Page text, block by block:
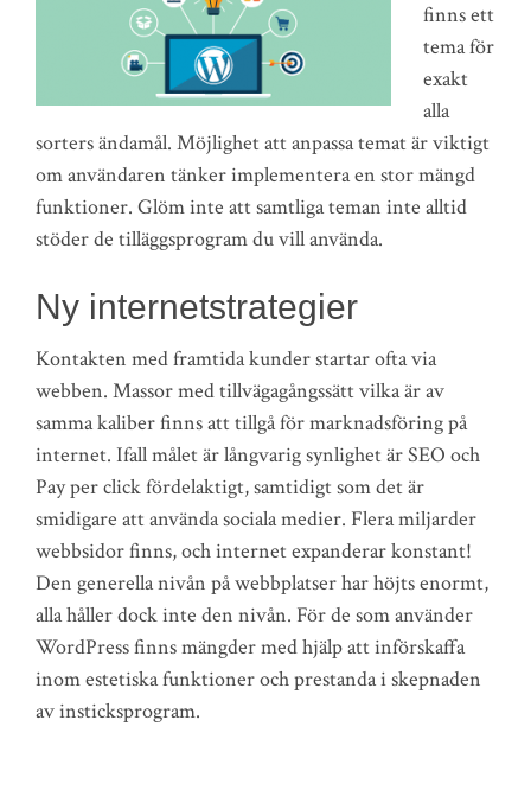
finns ett
tema för
exakt
alla
sorters ändamål. Möjlighet att anpassa temat är viktigt
om användaren tänker implementera en stor mängd
funktioner. Glöm inte att samtliga teman inte alltid
stöder de tilläggsprogram du vill använda.
Ny internetstrategier
Kontakten med framtida kunder startar ofta via
webben. Massor med tillvägagångssätt vilka är av
samma kaliber finns att tillgå för marknadsföring på
internet. Ifall målet är långvarig synlighet är SEO och
Pay per click fördelaktigt, samtidigt som det är
smidigare att använda sociala medier. Flera miljarder
webbsidor finns, och internet expanderar konstant!
Den generella nivån på webbplatser har höjts enormt,
alla håller dock inte den nivån. För de som använder
WordPress finns mängder med hjälp att införskaffa
inom estetiska funktioner och prestanda i skepnaden
av insticksprogram.